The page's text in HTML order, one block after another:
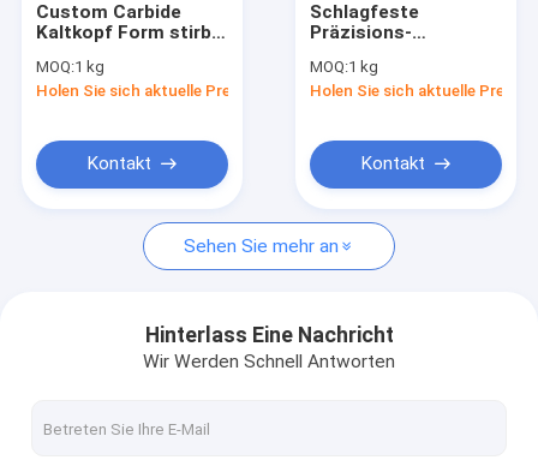
mit einem Gehalt an Kohlenwasserstoffen von mehr als 85
Hartmetall Rod
Karbid-T-Stab
Karbidstange mit Kühlmittelloch
Custom Carbide
Kaltkopf Form stirbt
Temperaturbeständigkeit
und Langlebigkeit
MOQ:1 kg
Holen Sie sich aktuelle Preis
Kontakt
Schlagfeste
Präzisions-
mit mehreren
Stationen
MOQ:1 kg
Holen Sie sich aktuelle Preis
Kontakt
Sehen Sie mehr an
Hinterlass Eine Nachricht
Wir Werden Schnell Antworten